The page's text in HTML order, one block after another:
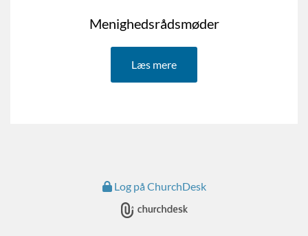
Menighedsrådsmøder
Læs mere
Log på ChurchDesk